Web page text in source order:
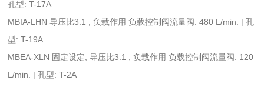
孔型: T-17A
MBIA-LHN 导压比3:1 , 负载作用 负载控制阀流量阀: 480 L/min. | 孔
型: T-19A
MBEA-XLN 固定设定, 导压比3:1 , 负载作用 负载控制阀流量阀: 120
L/min. | 孔型: T-2A